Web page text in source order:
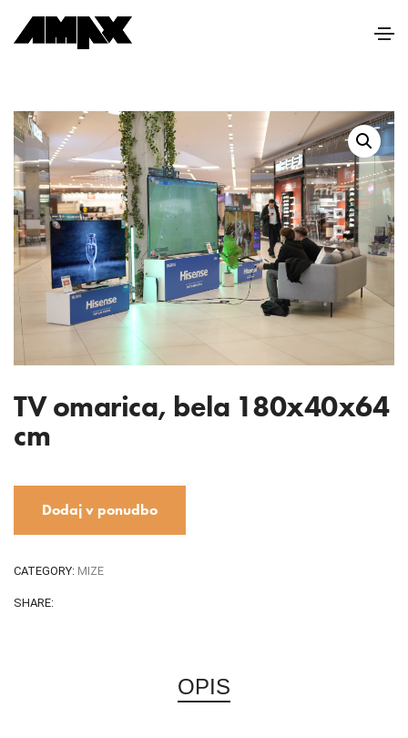
TV omarica, bela 180x40x64
cm
Dodaj v ponudbo
CATEGORY: MIZE
SHARE:
OPIS